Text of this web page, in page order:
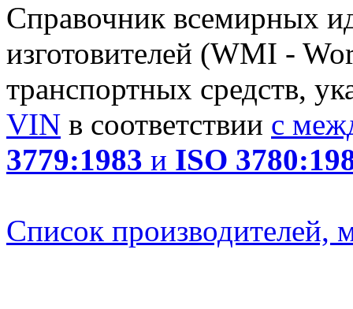
Справочник всемирных
изготовителей (WMI -
транспортных средств,
VIN в соответствии с
3779:1983 и ISO
Список производителей,